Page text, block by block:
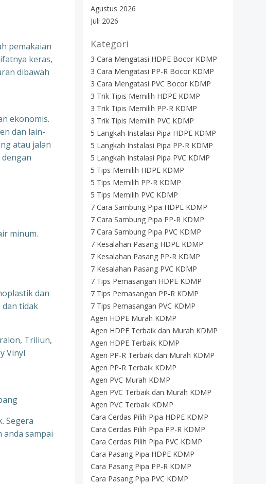
pemakaian
keras,
dibawah
ekonomis.
dan lain-
atau jalan
minum.
dan
dan tidak
Triliun,
Vinyl
Segera
sampai
Agustus 2026
Juli 2026
Kategori
3 Cara Mengatasi HDPE Bocor KDMP
3 Cara Mengatasi PP-R Bocor KDMP
3 Cara Mengatasi PVC Bocor KDMP
3 Trik Tipis Memilih HDPE KDMP
3 Trik Tipis Memilih PP-R KDMP
3 Trik Tipis Memilih PVC KDMP
5 Langkah Instalasi Pipa HDPE KDMP
5 Langkah Instalasi Pipa PP-R KDMP
5 Langkah Instalasi Pipa PVC KDMP
5 Tips Memilih HDPE KDMP
5 Tips Memilih PP-R KDMP
5 Tips Memilih PVC KDMP
7 Cara Sambung Pipa HDPE KDMP
7 Cara Sambung Pipa PP-R KDMP
7 Cara Sambung Pipa PVC KDMP
7 Kesalahan Pasang HDPE KDMP
7 Kesalahan Pasang PP-R KDMP
7 Kesalahan Pasang PVC KDMP
7 Tips Pemasangan HDPE KDMP
7 Tips Pemasangan PP-R KDMP
7 Tips Pemasangan PVC KDMP
Agen HDPE Murah KDMP
Agen HDPE Terbaik dan Murah KDMP
Agen HDPE Terbaik KDMP
Agen PP-R Terbaik dan Murah KDMP
Agen PP-R Terbaik KDMP
Agen PVC Murah KDMP
Agen PVC Terbaik dan Murah KDMP
Agen PVC Terbaik KDMP
Cara Cerdas Pilih Pipa HDPE KDMP
Cara Cerdas Pilih Pipa PP-R KDMP
Cara Cerdas Pilih Pipa PVC KDMP
Cara Pasang Pipa HDPE KDMP
Cara Pasang Pipa PP-R KDMP
Cara Pasang Pipa PVC KDMP